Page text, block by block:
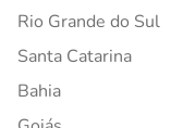
Rio Grande do Sul
Santa Catarina
Bahia